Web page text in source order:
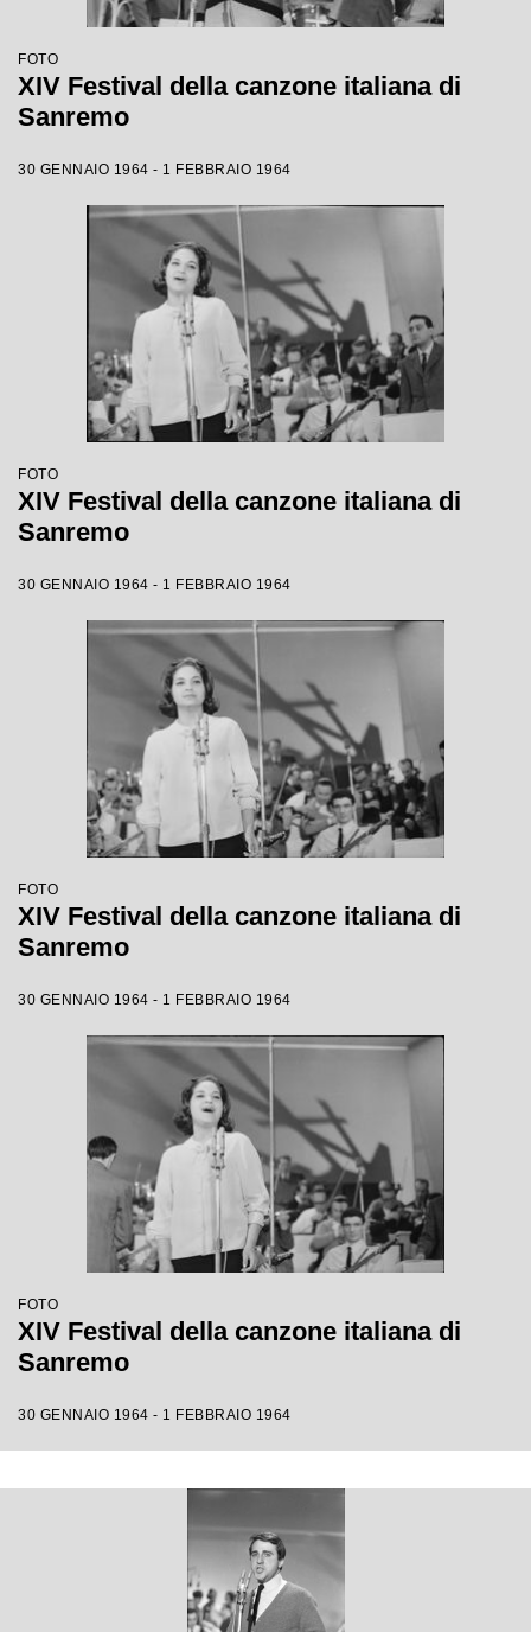
FOTO
XIV Festival della canzone italiana di
Sanremo
30 GENNAIO 1964 - 1 FEBBRAIO 1964
FOTO
XIV Festival della canzone italiana di
Sanremo
30 GENNAIO 1964 - 1 FEBBRAIO 1964
FOTO
XIV Festival della canzone italiana di
Sanremo
30 GENNAIO 1964 - 1 FEBBRAIO 1964
FOTO
XIV Festival della canzone italiana di
Sanremo
30 GENNAIO 1964 - 1 FEBBRAIO 1964